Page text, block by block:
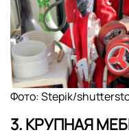
Фото: Stepik/
3. КРУПНАЯ